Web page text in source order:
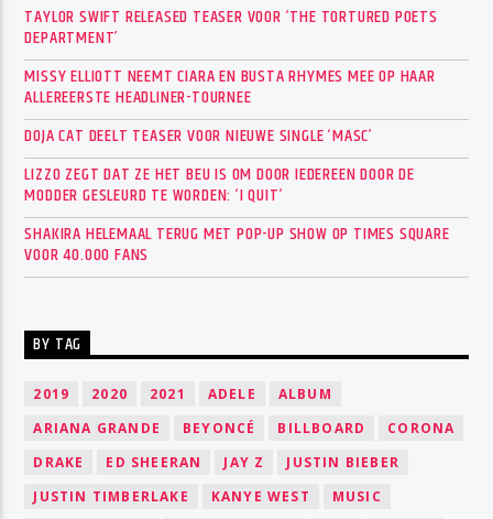
TAYLOR SWIFT RELEASED TEASER VOOR ‘THE TORTURED POETS
DEPARTMENT’
MISSY ELLIOTT NEEMT CIARA EN BUSTA RHYMES MEE OP HAAR
ALLEREERSTE HEADLINER-TOURNEE
DOJA CAT DEELT TEASER VOOR NIEUWE SINGLE ‘MASC’
LIZZO ZEGT DAT ZE HET BEU IS OM DOOR IEDEREEN DOOR DE
MODDER GESLEURD TE WORDEN: ‘I QUIT’
SHAKIRA HELEMAAL TERUG MET POP-UP SHOW OP TIMES SQUARE
VOOR 40.000 FANS
BY TAG
2019 2020 2021 ADELE
ALBUM
ARIANA GRANDE
BEYONCÉ BILLBOARD
CORONA
DRAKE
ED SHEERAN JAY Z
JUSTIN BIEBER
JUSTIN TIMBERLAKE
KANYE WEST
MUSIC